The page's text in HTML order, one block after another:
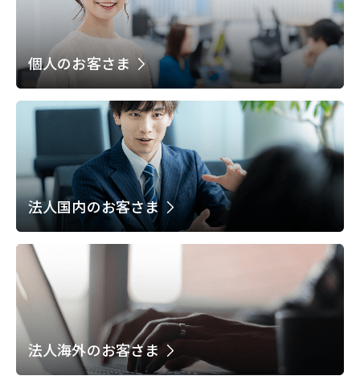
個人のお客さま
法人国内のお客さま
法人海外のお客さま